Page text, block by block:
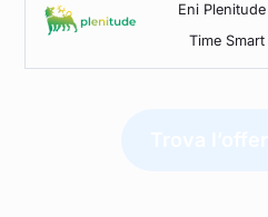
Eni
Time